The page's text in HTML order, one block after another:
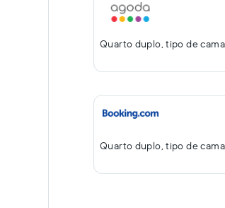
Quarto duplo, tipo de
Quarto duplo, tipo de